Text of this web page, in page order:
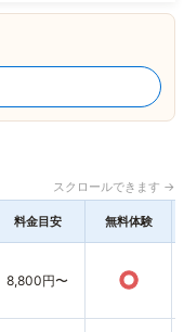
スクロールできます →
料金目安 無料体験
8,800円〜 ○